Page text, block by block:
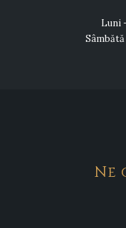
Luni
Ne